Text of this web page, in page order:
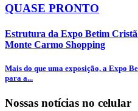
QUASE PRONTO
Estrutura da Expo Betim Cristã
Monte Carmo Shopping
Mais do que uma exposição, a Expo
para a...
Nossas notícias no celular